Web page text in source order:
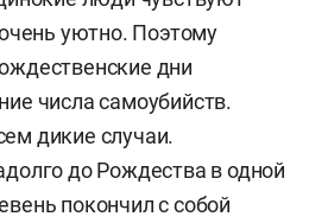
уютно. Поэтому
дни
числа самоубийств.
дикие случаи.
до Рождества в одной
покончил с собой